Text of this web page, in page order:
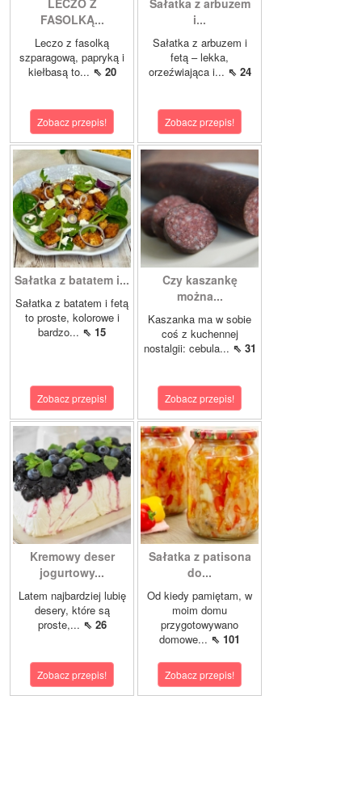
LECZO Z
FASOLKĄ...
Leczo z fasolką
szparagową, papryką i
kiełbasą to... ⇖ 20
Zobacz przepis!
Sałatka z arbuzem
i...
Sałatka z arbuzem i
fetą – lekka,
orzeźwiająca i... ⇖ 24
Zobacz przepis!
Sałatka z batatem i...
Sałatka z batatem i fetą
to proste, kolorowe i
bardzo... ⇖ 15
Zobacz przepis!
Czy kaszankę
można...
Kaszanka ma w sobie
coś z kuchennej
nostalgii: cebula... ⇖ 31
Zobacz przepis!
Kremowy deser
jogurtowy...
Latem najbardziej lubię
desery, które są
proste,... ⇖ 26
Zobacz przepis!
Sałatka z patisona
do...
Od kiedy pamiętam, w
moim domu
przygotowywano
domowe... ⇖ 101
Zobacz przepis!